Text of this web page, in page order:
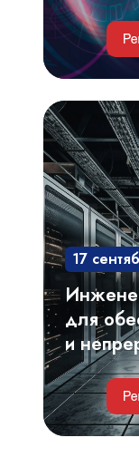
Инженерные
и
IT-
решения
для
обеспечения
безотказной
и
работы
ЦОД
17
для
и